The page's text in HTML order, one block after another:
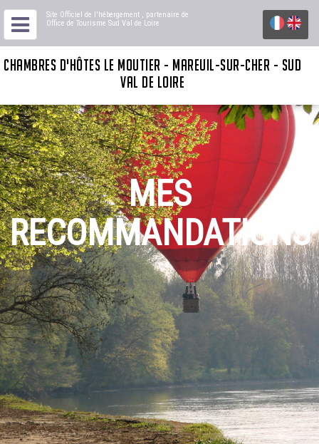
Site Officiel de l'hébergement , partenaire de
Office de Tourisme Sud Val de Loire
CHAMBRES D'HÔTES LE MOUTIER - MAREUIL-SUR-CHER - SUD
VAL DE LOIRE
MES
RECOMMANDATIONS